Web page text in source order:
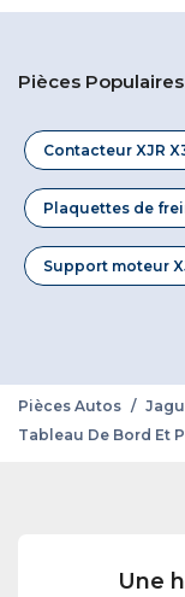
Pièces
Contacteur XJR
Plaquettes de
Support moteur
Pièces Autos /
Tableau De Bord Et
Une